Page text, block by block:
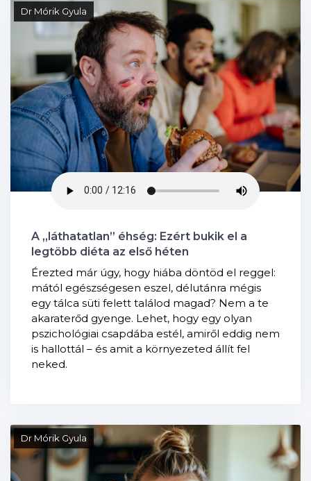
Dr Mórik Gyula
A „láthatatlan” éhség: Ezért bukik el a
legtöbb diéta az első héten
Érezted már úgy, hogy hiába döntöd el reggel:
mától egészségesen eszel, délutánra mégis
egy tálca süti felett találod magad? Nem a te
akaraterőd gyenge. Lehet, hogy egy olyan
pszichológiai csapdába estél, amiről eddig nem
is hallottál – és amit a környezeted állít fel
neked.
Dr Mórik Gyula